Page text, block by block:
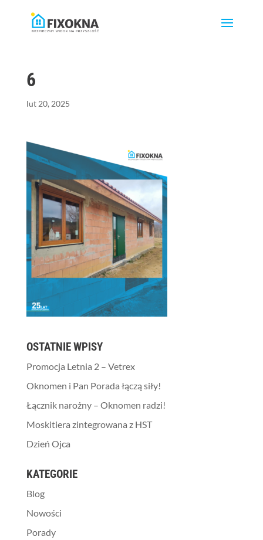
6
lut 20, 2025
OSTATNIE WPISY
Promocja Letnia 2 – Vetrex
Oknomen i Pan Porada łączą siły!
Łącznik narożny – Oknomen radzi!
Moskitiera zintegrowana z HST
Dzień Ojca
KATEGORIE
Blog
Nowości
Porady